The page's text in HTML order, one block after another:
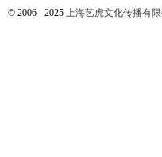
© 2006 - 2025 上海艺虎文化传播有限